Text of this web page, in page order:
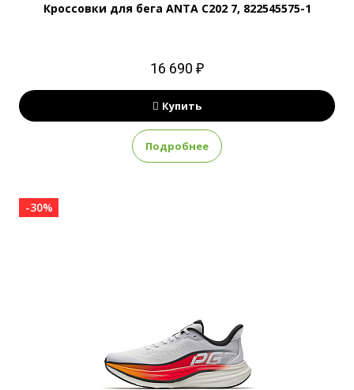
Кроссовки для бега ANTA C202 7, 822545575-1
16 690 ₽
Купить
Подробнее
-30%